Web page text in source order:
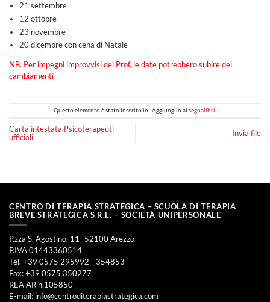
21 settembre
12 ottobre
23 novembre
20 dicembre con cena di Natale
NB. Per impegni improvvisi del Prof. le date potrebbero subire dei
cambiamenti
Questo elemento è stato inserito in . Aggiungilo ai segnalibri
Carta intestata Psicoterapeuti
ufficiali
Invia file
CENTRO DI TERAPIA STRATEGICA – SCUOLA DI TERAPIA
BREVE STRATEGICA S.R.L. – SOCIETÀ UNIPERSONALE
P.zza S. Agostino, 11- 52100 Arezzo
P.IVA 01443360514
Tel. +39 0575 295992 - 354853
Fax: +39 0575 350277
REA AR n.105850
E-mail: info@centroditerapiastrategica.com